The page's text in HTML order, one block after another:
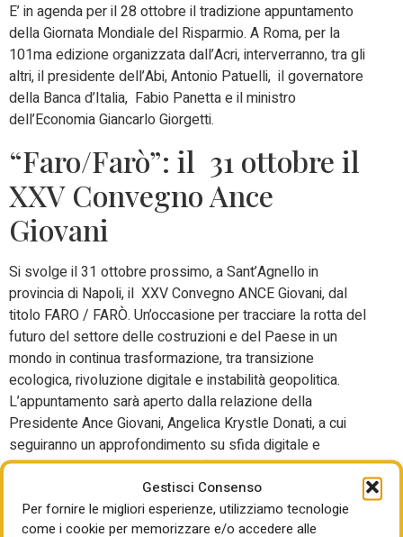
Gestisci Consenso
Per fornire le migliori esperienze, utilizziamo tecnologie
come i cookie per memorizzare e/o accedere alle
E’ in agenda per il 28 ottobre il tradizione appuntamento
della Giornata Mondiale del Risparmio. A Roma, per la
101ma edizione organizzata dall’Acri, interverranno, tra gli
altri, il presidente dell’Abi, Antonio Patuelli, il governatore
della Banca d’Italia, Fabio Panetta e il ministro
dell’Economia Giancarlo Giorgetti.
“Faro/Farò”: il 31 ottobre il
XXV Convegno Ance
Giovani
Si svolge il 31 ottobre prossimo, a Sant’Agnello in
provincia di Napoli, il XXV Convegno ANCE Giovani, dal
titolo FARO / FARÒ. Un’occasione per tracciare la rotta del
futuro del settore delle costruzioni e del Paese in un
mondo in continua trasformazione, tra transizione
ecologica, rivoluzione digitale e instabilità geopolitica.
L’appuntamento sarà aperto dalla relazione della
Presidente Ance Giovani, Angelica Krystle Donati, a cui
seguiranno un approfondimento su sfida digitale e
opportunità dell’intelligenza artificiale a cura del
Vicepresidente Ance, Angelo Massimo Deldossi, e una
esclusiva intervista a Padre Paolo Benanti. Ricco il parterre
di interventi istituzionali e del mondo economico: il Ministro